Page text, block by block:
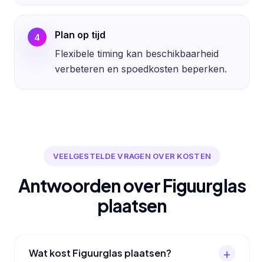
4
Plan op tijd
Flexibele timing kan beschikbaarheid
verbeteren en spoedkosten beperken.
VEELGESTELDE VRAGEN OVER KOSTEN
Antwoorden over Figuurglas
plaatsen
Wat kost Figuurglas plaatsen?